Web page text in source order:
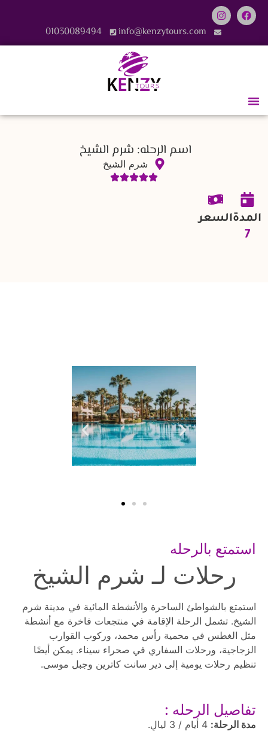
info@kenzytours.com
01030089494
اسم الرحله: شرم الشيخ
شرم الشيخ
المدة
7
السعر
استمتع بالرحله
رحلات لـ شرم الشيخ
استمتع بالشواطئ الساحرة والأنشطة المائية في مدينة شرم
الشيخ. تشمل الرحلة الإقامة في منتجعات فاخرة مع أنشطة
مثل الغطس في محمية رأس محمد، وركوب القوارب
الزجاجية، ورحلات السفاري في صحراء سيناء. يمكن أيضًا
تنظيم رحلات يومية إلى دير سانت كاترين وجبل موسى.
تفاصيل الرحله :
مدة الرحلة: